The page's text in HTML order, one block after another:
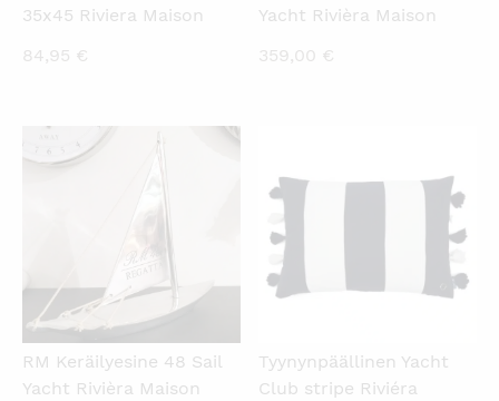
35x45 Riviera Maison
84,95 €
Yacht Rivièra Maison
359,00 €
KATSO PIKANÄKYMÄ
RM Keräilyesine 48 Sail
Yacht Rivièra Maison
Tyynynpäällinen Yacht
Club stripe Riviéra